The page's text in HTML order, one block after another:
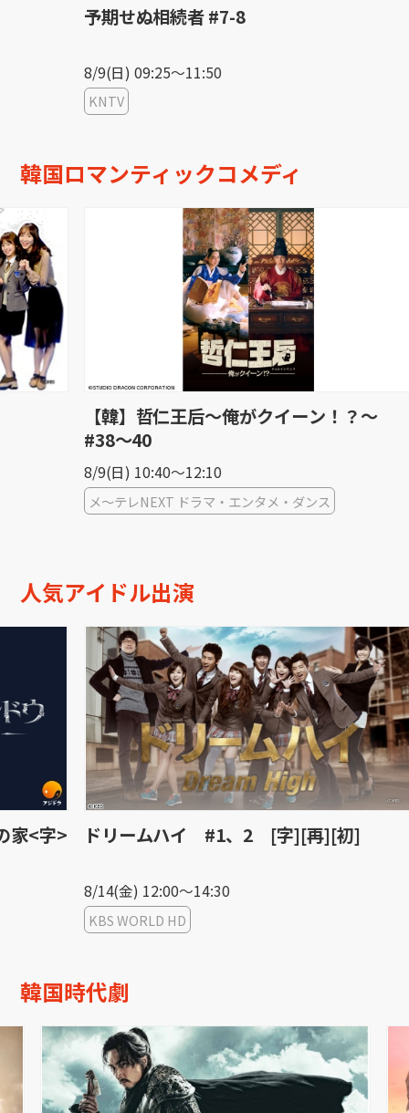
予期せぬ相続者 #7-8
8/9(日) 09:25〜11:50
韓国ロマンティックコメディ
【韓】哲仁王后〜俺がクイーン！？〜
#38〜40
8/9(日) 10:40〜12:10
メ〜テレNEXT ドラマ・エンタメ・ダンス
人気アイドル出演
> ドリームハイ #1、2 [字][再][初]
8/14(金) 12:00〜14:30
KBS WORLD HD
韓国時代劇